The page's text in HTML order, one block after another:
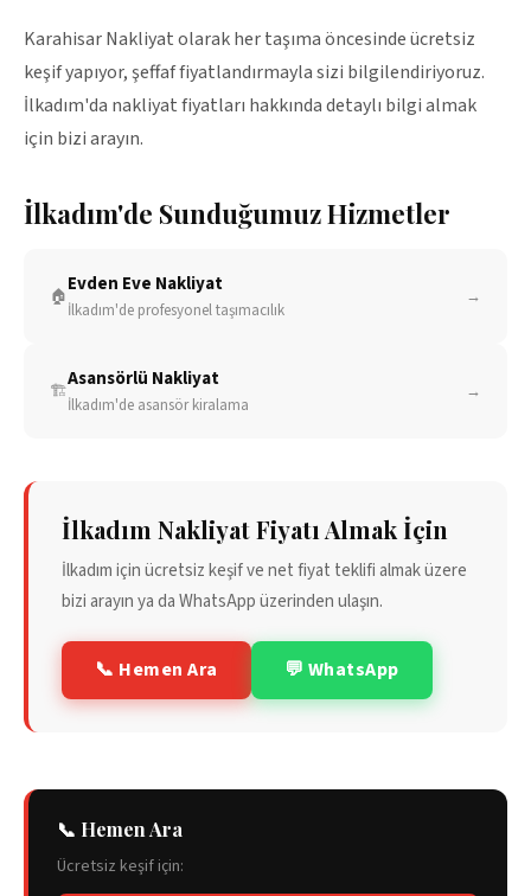
Karahisar Nakliyat olarak her taşıma öncesinde ücretsiz
keşif yapıyor, şeffaf fiyatlandırmayla sizi bilgilendiriyoruz.
İlkadım'da nakliyat fiyatları hakkında detaylı bilgi almak
için bizi arayın.
İlkadım'de Sunduğumuz Hizmetler
🏠Evden Eve Nakliyat
İlkadım'de profesyonel taşımacılık
→
🏗️Asansörlü Nakliyat
İlkadım'de asansör kiralama
→
İlkadım Nakliyat Fiyatı Almak İçin
İlkadımiçin ücretsiz keşif ve net fiyat teklifi almak üzere
bizi arayın ya da WhatsApp üzerinden ulaşın.
📞 Hemen Ara 💬 WhatsApp
📞 Hemen Ara
Ücretsiz keşif için: